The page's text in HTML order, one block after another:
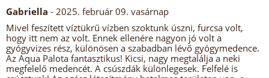
Gabriella - 2025. február 09. vasárnap
Mivel feszített víztükrű vízben szoktunk úszni, furcsa volt,
hogy itt nem az volt. Ennek ellenére nagyon jó volt a
gyógyvizes rész, különösen a szabadban lévő gyógymedence.
Az Aqua Palota fantasztikus! Kicsi, nagy megtalálja a neki
megfelelő medencét. A csúszdák különlegesek. Felfelé is